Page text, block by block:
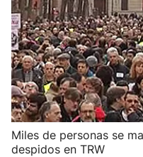
Miles de personas se
despidos en TRW